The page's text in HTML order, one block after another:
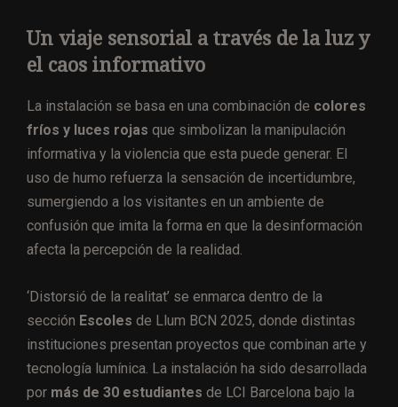
Un viaje sensorial a través de la luz y
el caos informativo
La instalación se basa en una combinación de colores
fríos y luces rojas que simbolizan la manipulación
informativa y la violencia que esta puede generar. El
uso de humo refuerza la sensación de incertidumbre,
sumergiendo a los visitantes en un ambiente de
confusión que imita la forma en que la desinformación
afecta la percepción de la realidad.
‘Distorsió de la realitat’ se enmarca dentro de la
sección Escoles de Llum BCN 2025, donde distintas
instituciones presentan proyectos que combinan arte y
tecnología lumínica. La instalación ha sido desarrollada
por más de 30 estudiantes de LCI Barcelona bajo la